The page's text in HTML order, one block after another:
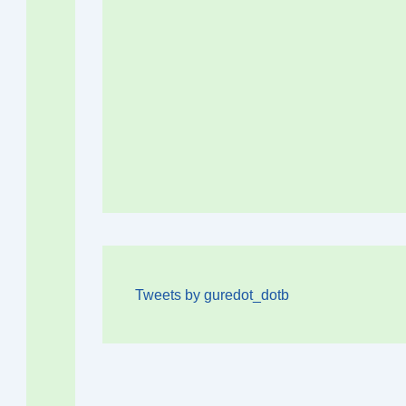
Tweets by guredot_dotb